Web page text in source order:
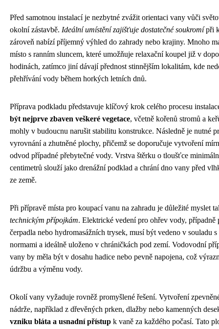
Před samotnou instalací je nezbytné zvážit orientaci vany vůči
okolní zástavbě. Ideální umístění zajišťuje dostatečné soukromípři
zároveň nabízí příjemný výhled do zahrady nebo krajiny. Mnoho
místo s ranním sluncem, které umožňuje relaxační koupel již v
hodinách, zatímco jiní dávají přednost stinnějším lokalitám, kde
přehřívání vody během horkých letních dnů.
Příprava podkladu představuje klíčový krok celého procesu
být nejprve zbaven veškeré vegetace, včetně kořenů stromů a
mohly v budoucnu narušit stabilitu konstrukce. Následně je nutné
vyrovnání a zhutněné plochy, přičemž se doporučuje vytvoření
odvod případné přebytečné vody. Vrstva štěrku o tloušťce
centimetrů slouží jako drenážní podklad a chrání dno vany před
ze země.
Při přípravě místa pro koupací vanu na zahradu je důležité myslet
technickým přípojkám. Elektrické vedení pro ohřev vody, případně
čerpadla nebo hydromasážních trysek, musí být vedeno v souladu
normami a ideálně uloženo v chráničkách pod zemí. Vodovodní
vany by měla být v dosahu hadice nebo pevně napojena, což
údržbu a výměnu vody.
Okolí vany vyžaduje rovněž promyšlené řešení. Vytvoření
nádrže, například z dřevěných prken, dlažby nebo kamenných
vzniku bláta a usnadní přístup k vaně za každého počasí. Tato